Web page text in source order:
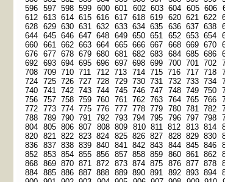
596 597 598 599 600 601 602 603 604 605 606
612 613 614 615 616 617 618 619 620 621 622
628 629 630 631 632 633 634 635 636 637 638
644 645 646 647 648 649 650 651 652 653 654
660 661 662 663 664 665 666 667 668 669 670
676 677 678 679 680 681 682 683 684 685 686
692 693 694 695 696 697 698 699 700 701 702
708 709 710 711 712 713 714 715 716 717 718
724 725 726 727 728 729 730 731 732 733 734
740 741 742 743 744 745 746 747 748 749 750
756 757 758 759 760 761 762 763 764 765 766
772 773 774 775 776 777 778 779 780 781 782
788 789 790 791 792 793 794 795 796 797 798
804 805 806 807 808 809 810 811 812 813 814
820 821 822 823 824 825 826 827 828 829 830
836 837 838 839 840 841 842 843 844 845 846
852 853 854 855 856 857 858 859 860 861 862
868 869 870 871 872 873 874 875 876 877 878
884 885 886 887 888 889 890 891 892 893 894